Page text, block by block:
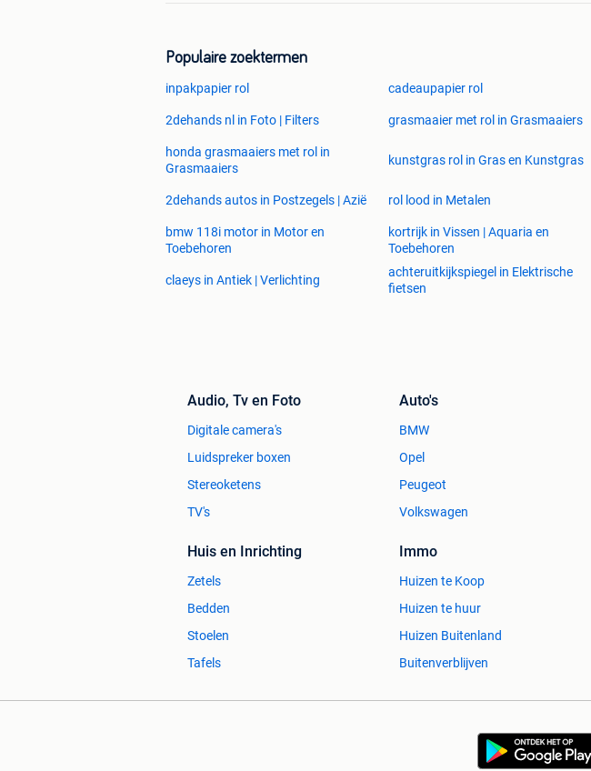
Populaire zoektermen
inpakpapier rol cadeaupapier rol
2dehands nl in Foto | Filters grasmaaier met rol in Grasmaaiers
honda grasmaaiers met rol in
Grasmaaiers
kunstgras rol in Gras en Kunstgras
2dehands autos in Postzegels | Azië rol lood in Metalen
bmw 118i motor in Motor en
Toebehoren
kortrijk in Vissen | Aquaria en
Toebehoren
claeys in Antiek | Verlichting
achteruitkijkspiegel in Elektrische
fietsen
Audio, Tv en Foto
Digitale camera's
Luidspreker boxen
Stereoketens
TV's
Auto's
BMW
Opel
Peugeot
Volkswagen
Huis en Inrichting
Zetels
Bedden
Stoelen
Tafels
Immo
Huizen te Koop
Huizen te huur
Huizen Buitenland
Buitenverblijven